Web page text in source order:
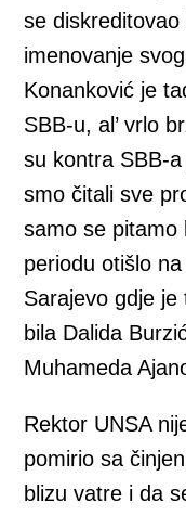
se
imenovanje
Konanković je
SBB-u, al’ vrlo
su kontra SBB-
smo čitali sve
samo se pitamo
periodu otišlo
Sarajevo gdje je
bila Dalida
Muhameda
Rektor UNSA
pomirio sa
blizu vatre i da